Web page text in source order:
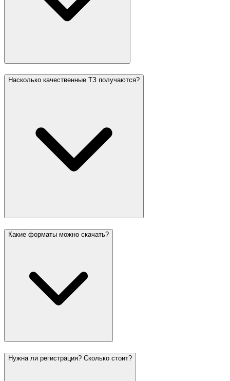
Насколько качественные ТЗ получаются?
Какие форматы можно скачать?
Нужна ли регистрация? Сколько стоит?